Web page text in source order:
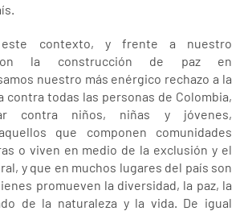
contexto, y frente a nuestro
la construcción de paz en
nuestro más enérgico rechazo a la
contra todas las personas de Colombia,
contra niños, niñas y jóvenes,
que componen comunidades
o viven en medio de la exclusión y el
y que en muchos lugares del país son
promueven la diversidad, la paz, la
de la naturaleza y la vida. De igual